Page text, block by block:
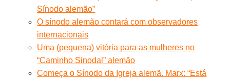
Sínodo alemão”
O sínodo alemão contará com observadores
internacionais
Uma (pequena) vitória para as mulheres no
“Caminho Sinodal” alemão
Começa o Sínodo da Igreja alemã. Marx: “Está